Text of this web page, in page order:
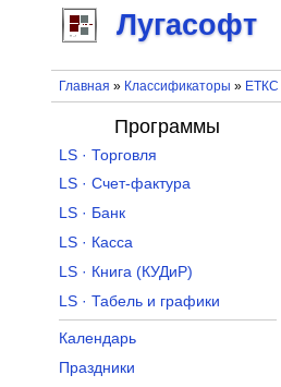
Лугасофт
Главная » Классификаторы » ЕТКС
Программы
LS · Торговля
LS · Счет-фактура
LS · Банк
LS · Касса
LS · Книга (КУДиР)
LS · Табель и графики
Календарь
Праздники